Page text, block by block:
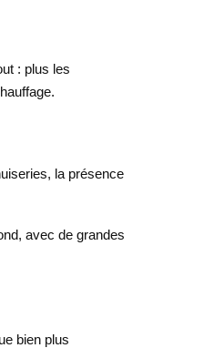
: plus les
la présence
avec de grandes
bien plus